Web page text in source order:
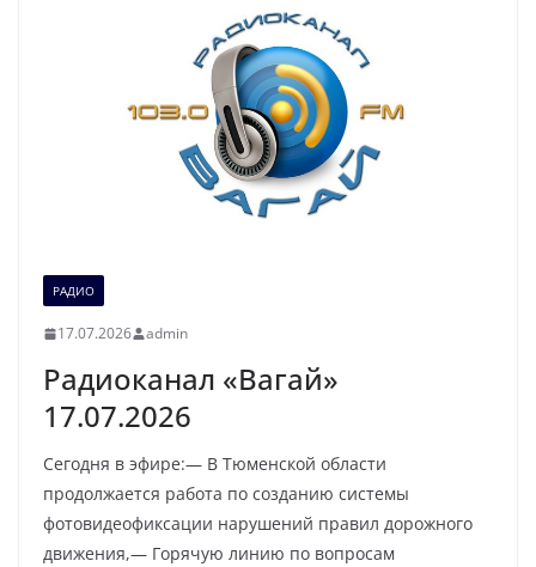
РАДИО
17.07.2026 admin
Радиоканал «Вагай»
17.07.2026
Сегодня в эфире:— В Тюменской области
продолжается работа по созданию системы
фотовидеофиксации нарушений правил дорожного
движения,— Горячую линию по вопросам